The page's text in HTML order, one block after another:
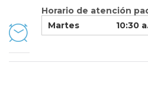
Horario de atención
Martes
10:30